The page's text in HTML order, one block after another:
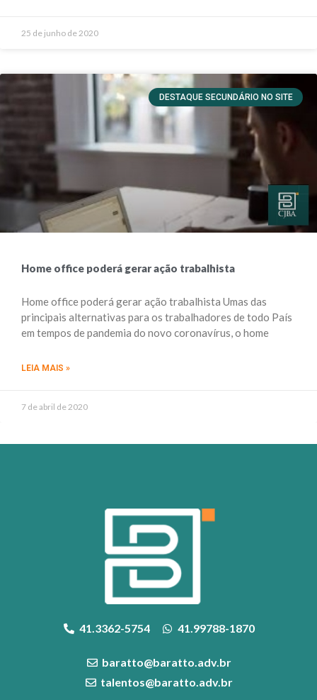
25 de junho de 2020
DESTAQUE SECUNDÁRIO NO SITE
Home office poderá gerar ação trabalhista
Home office poderá gerar ação trabalhista Umas das
principais alternativas para os trabalhadores de todo País
em tempos de pandemia do novo coronavírus, o home
LEIA MAIS »
7 de abril de 2020
41.3362-5754 41.99788-1870
baratto@baratto.adv.br
talentos@baratto.adv.br